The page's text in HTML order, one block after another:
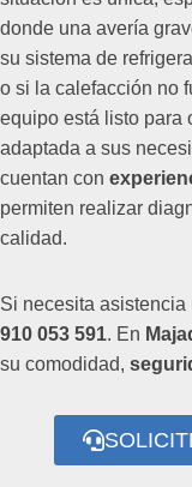
donde una avería
su sistema de
o si la calefacción no
equipo está listo para
adaptada a sus
cuentan con
permiten realizar
calidad.
Si necesita asistencia
910 053 591. En
su comodidad,